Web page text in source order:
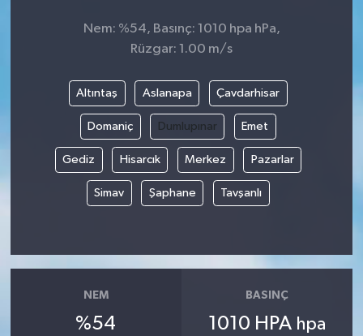
Nem: %54, Basınç: 1010 hpa hPa,
Rüzgar: 1.00 m/s
Altıntaş Aslanapa Çavdarhisar
Domaniç Dumlupınar Emet
Gediz Hisarcık Merkez Pazarlar
Simav Şaphane Tavşanlı
NEM
%54
BASINÇ
1010 HPA hpa